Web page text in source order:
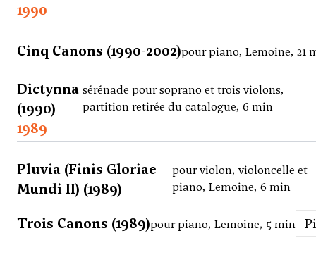
1990
Cinq Canons (1990-2002)pour piano, Lemoine, 21
Dictynna
(1990)
sérénade pour soprano et trois violons,
partition retirée du catalogue, 6 min
1989
Pluvia (Finis Gloriae
Mundi II) (1989)
pour violon, violoncelle et
piano, Lemoine, 6 min
Trois Canons (1989)pour piano, Lemoine, 5 min